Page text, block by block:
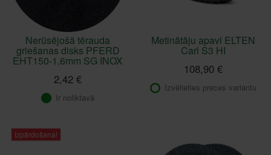
Nerūsējošā tērauda
griešanas disks PFERD
EHT150-1,6mm SG INOX
2,42 €
Ir noliktavā
Metinātāju apavi ELTEN
Carl S3 HI
108,90 €
Izvēlieties preces variantu
Izpārdošana!